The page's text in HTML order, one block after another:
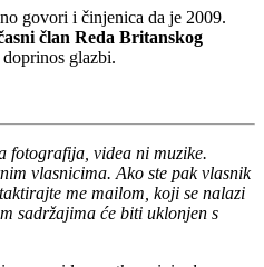
govori i činjenica da je 2009.
član Reda Britanskog
doprinos glazbi.
fotografija, videa ni muzike.
vlasnicima. Ako ste pak vlasnik
me mailom, koji se nalazi
sadržajima će biti uklonjen s